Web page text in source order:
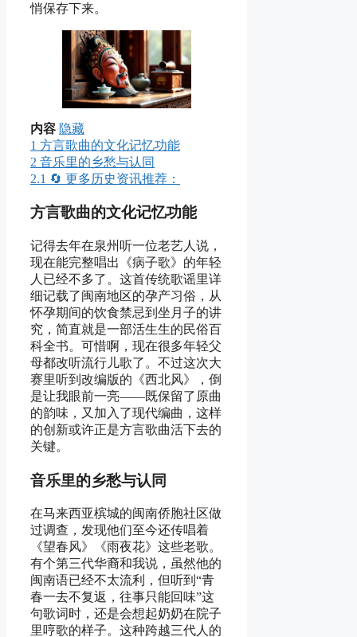
悄保存下来。
内容 隐藏
1 方言歌曲的文化记忆功能
2 音乐里的乡愁与认同
2.1 🔄 更多历史资讯推荐：
方言歌曲的文化记忆功能
记得去年在泉州听一位老艺人说，
现在能完整唱出《病子歌》的年轻
人已经不多了。这首传统歌谣里详
细记载了闽南地区的孕产习俗，从
怀孕期间的饮食禁忌到坐月子的讲
究，简直就是一部活生生的民俗百
科全书。可惜啊，现在很多年轻父
母都改听流行儿歌了。不过这次大
赛里听到改编版的《西北风》，倒
是让我眼前一亮——既保留了原曲
的韵味，又加入了现代编曲，这样
的创新或许正是方言歌曲活下去的
关键。
音乐里的乡愁与认同
在马来西亚槟城的闽南侨胞社区做
过调查，发现他们至今还传唱着
《望春风》《雨夜花》这些老歌。
有个第三代华裔和我说，虽然他的
闽南语已经不太流利，但听到“青
春一去不复返，往事只能回味”这
句歌词时，还是会想起奶奶在院子
里哼歌的样子。这种跨越三代人的